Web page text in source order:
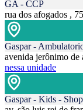
GA - CCP
rua dos afogados ,
Gaspar -
avenida jerônimo
nessa unidade
Gaspar - Kids -